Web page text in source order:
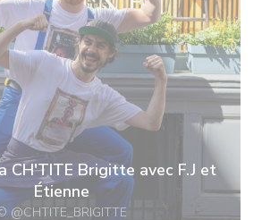
CH'TITE Brigitte avec F.J et
Étienne
@CHTITE_BRIGITTE